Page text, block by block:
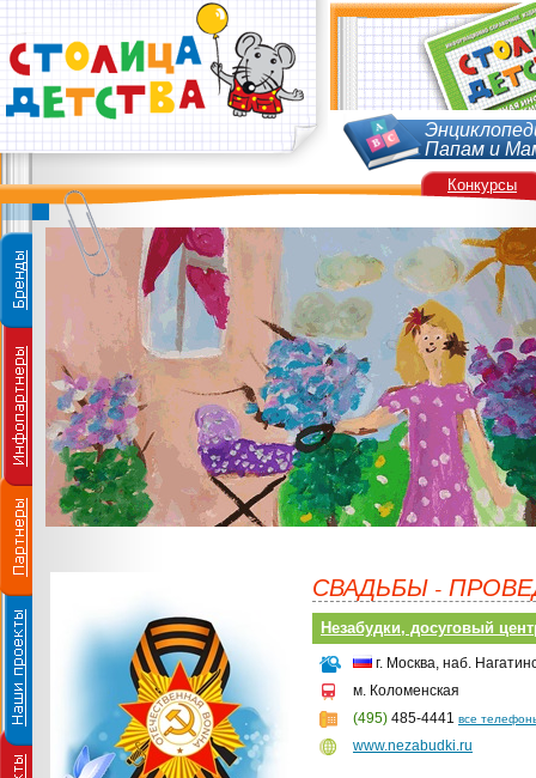
Папам и
СВАДЬБЫ -
Незабудки, досуговый
г. Москва, наб.
м. Коломенская
(495) 485-4441 все
www.nezabudki.ru
Конкурсы